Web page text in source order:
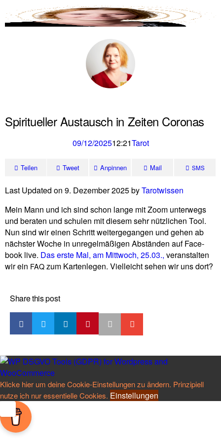
Tarotwissen
Spiritueller Austausch in Zeiten Coronas
09/12/202512:21Tarot
Teilen Tweet Anpinnen Mail SMS
Last Updated on 9. Dezember 2025 byTarot­wissen
Mein Mann und ich sind schon lange mit Zoom unter­wegs
und beraten und schulen mit diesem sehr nütz­li­chen Tool.
Nun sind wir einen Schritt wei­ter­ge­gangen und gehen ab
näch­ster Woche in unre­gel­mä­ßigen Abständen auf Face­
book live. Das erste Mal, am Mitt­woch, 25.03., ver­an­stalten
wir ein FAQzum Kar­ten­legen. Viel­leicht sehen wir uns dort?
Share this post
Klicke hier um deine Cookie-Einstellungen zu ändern. Prinzipiell
nutze ich nur essentielle Cookies. Einstellungen